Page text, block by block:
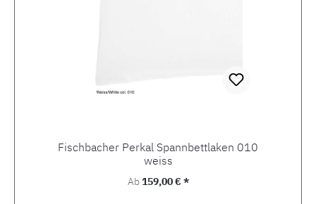
Fischbacher Perkal Spannbettlaken 010
weiss
Regulärer Preis:
Ab159,00 € *